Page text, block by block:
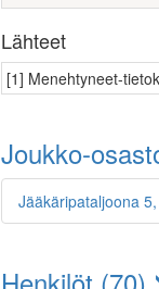
Lähteet
[1] Menehtyneet-
Joukko-
Jääkäripataljoona